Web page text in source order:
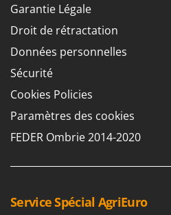
Garantie Légale
Droit de rétractation
Données personnelles
Sécurité
Cookies Policies
Paramètres des cookies
FEDER Ombrie 2014-2020
Service Spécial AgriEuro